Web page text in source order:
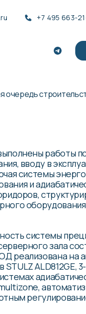
+7 495 663-
очередь
работы
вводу в
системы
и
системы
зала
реализована на
ALD812GE,